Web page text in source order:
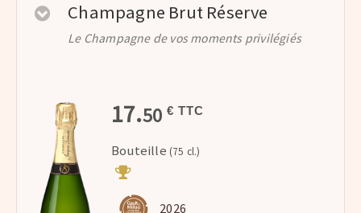
Champagne Brut Réserve
Le Champagne de vos moments privilégiés
17.50 € TTC
Bouteille (75 cl.)
2026